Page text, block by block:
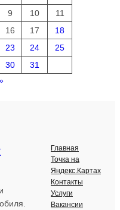
9 10
11
16 17
18
23 24
25
30
31
Главная
Точка на
Яндекс.Картах
Контакты
Услуги
Вакансии